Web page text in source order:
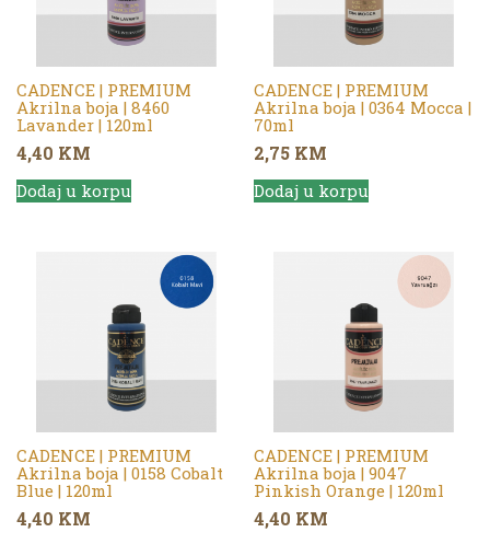
CADENCE | PREMIUM
Akrilna boja | 8460
Lavander | 120ml
4,40 KM
Dodaj u korpu
CADENCE | PREMIUM
Akrilna boja | 0364 Mocca |
70ml
2,75 KM
Dodaj u korpu
CADENCE | PREMIUM
Akrilna boja | 0158 Cobalt
Blue | 120ml
4,40 KM
CADENCE | PREMIUM
Akrilna boja | 9047
Pinkish Orange | 120ml
4,40 KM